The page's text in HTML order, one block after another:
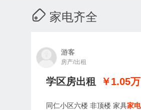
家电齐全
游客
房产/出租
学区房出租 ￥1.05万
同仁小区六楼 非顶楼 家具家